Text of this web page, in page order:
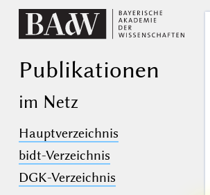
Publikationen
im Netz
Hauptverzeichnis
bidt-Verzeichnis
DGK-Verzeichnis